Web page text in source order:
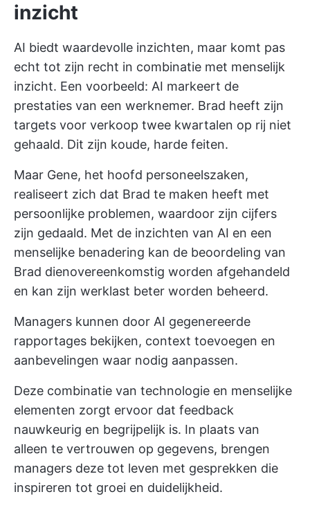
inzicht
AI biedt waardevolle inzichten, maar komt pas
echt tot zijn recht in combinatie met menselijk
inzicht. Een voorbeeld: AI markeert de
prestaties van een werknemer. Brad heeft zijn
targets voor verkoop twee kwartalen op rij niet
gehaald. Dit zijn koude, harde feiten.
Maar Gene, het hoofd personeelszaken,
realiseert zich dat Brad te maken heeft met
persoonlijke problemen, waardoor zijn cijfers
zijn gedaald. Met de inzichten van AI en een
menselijke benadering kan de beoordeling van
Brad dienovereenkomstig worden afgehandeld
en kan zijn werklast beter worden beheerd.
Managers kunnen door AI gegenereerde
rapportages bekijken, context toevoegen en
aanbevelingen waar nodig aanpassen.
Deze combinatie van technologie en menselijke
elementen zorgt ervoor dat feedback
nauwkeurig en begrijpelijk is. In plaats van
alleen te vertrouwen op gegevens, brengen
managers deze tot leven met gesprekken die
inspireren tot groei en duidelijkheid.